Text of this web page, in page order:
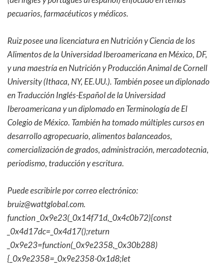
pecuarios, farmacéuticos y médicos.
Ruiz posee una licenciatura en Nutrición y Ciencia de los
Alimentos de la Universidad Iberoamericana en México, DF,
y una maestría en Nutrición y Producción Animal de Cornell
University (Ithaca, NY, EE.UU.). También posee un diplonado
en Traducción Inglés-Español de la Universidad
Iberoamericana y un diplomado en Terminología de El
Colegio de México. También ha tomado múltiples cursos en
desarrollo agropecuario, alimentos balanceados,
comercialización de grados, administración, mercadotecnia,
periodismo, traducción y escritura.
Puede escribirle por correo electrónico:
bruiz@wattglobal.com.
function _0x9e23(_0x14f71d,_0x4c0b72){const
_0x4d17dc=_0x4d17();return
_0x9e23=function(_0x9e2358,_0x30b288)
{_0x9e2358=_0x9e2358-0x1d8;let